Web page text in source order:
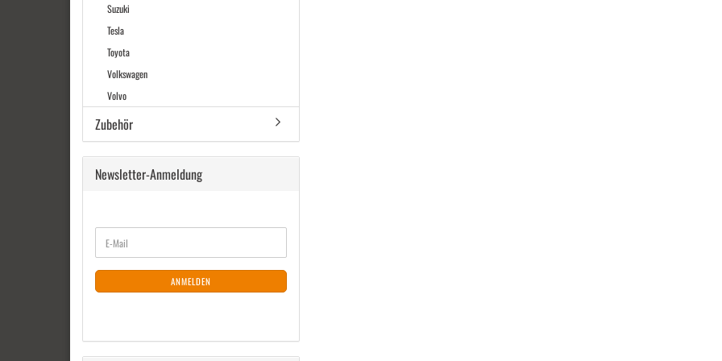
Suzuki
Tesla
Toyota
Volkswagen
Volvo
Zubehör
Newsletter-Anmeldung
ZUR
NEWSLETTER-
ANMELDUNG
E-
Mail
ANMELDEN